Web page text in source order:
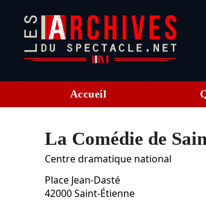
Accueil
La Comédie de
Centre dramatique national
Place Jean-Dasté
42000 Saint-Étienne